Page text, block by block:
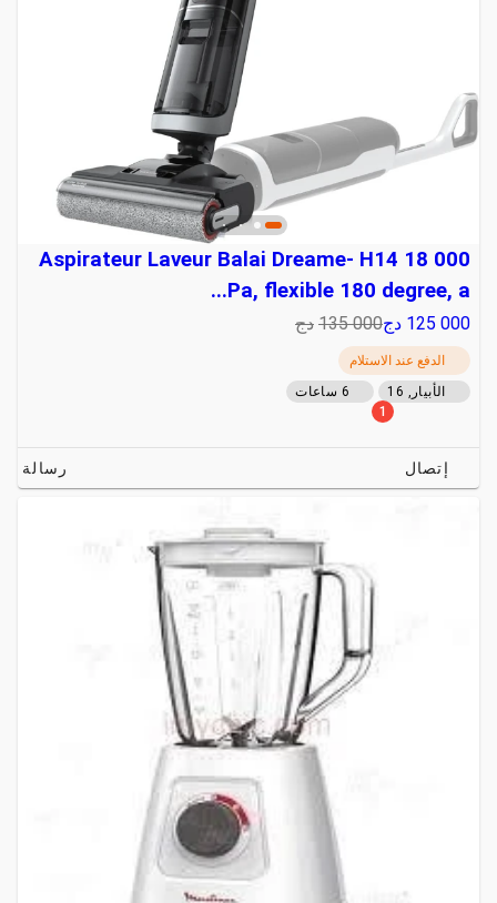
Aspirateur Laveur Balai Dreame- H14 18 000
Pa, flexible 180 degree, a...
125 000 دج135 000 دج
الدفع عند الاستلام
الأبيار, 16
6 ساعات
1
إتصال رسالة